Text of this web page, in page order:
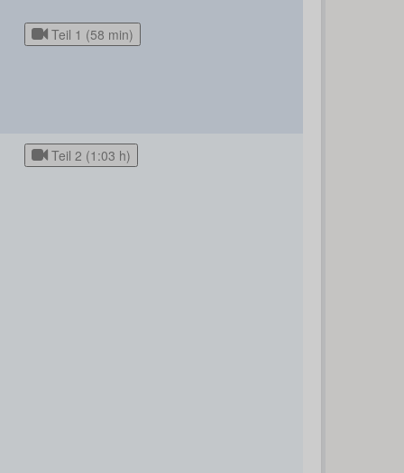
Teil 1 (58 min)
Teil 2 (1:03 h)